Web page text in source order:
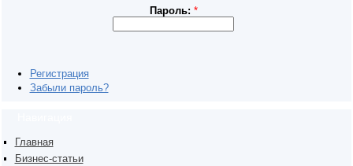
Пароль: *
Регистрация
Забыли пароль?
Главная
Бизнес-статьи